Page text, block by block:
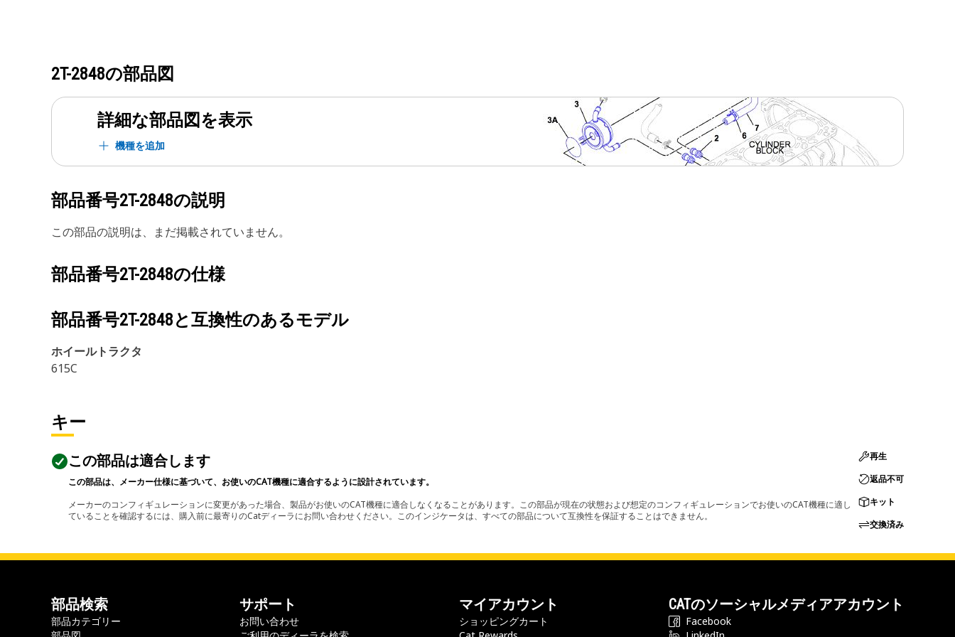
2T-2848の部品図
詳細な部品図を表示
機種を追加
部品番号2T-2848の説明
この部品の説明は、まだ掲載されていません。
部品番号2T-2848の仕様
部品番号2T-2848と互換性のあるモデル
ホイールトラクタ
615C
キー
この部品は適合します
この部品は、メーカー仕様に基づいて、お使いのCAT機種に適合するように設計されています。
メーカーのコンフィギュレーションに変更があった場合、製品がお使いのCAT機種に適合しなくなることがあります。この部品が現在の状態および想定のコンフィギュレーションでお使いのCAT機種に適し
ていることを確認するには、購入前に最寄りのCatディーラにお問い合わせください。このインジケータは、すべての部品について互換性を保証することはできません。
再生
返品不可
キット
交換済み
部品検索
部品カテゴリー
サポート
お問い合わせ
マイアカウント
ショッピングカート
CATのソーシャルメディアアカウント
Facebook